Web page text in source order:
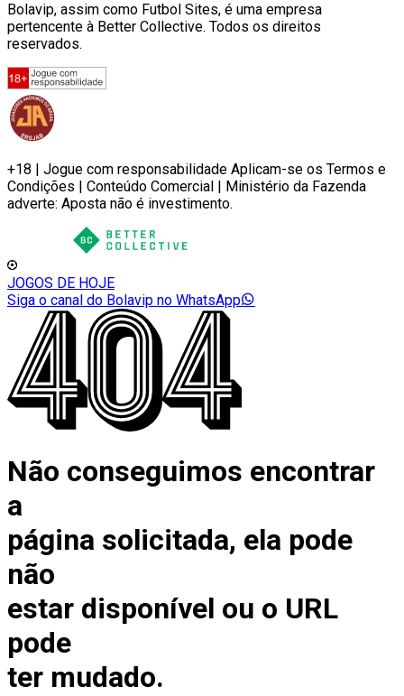
Bolavip, assim como Futbol Sites, é uma empresa
pertencente à Better Collective. Todos os direitos
reservados.
+18 | Jogue com responsabilidade Aplicam-se os Termos e
Condições | Conteúdo Comercial | Ministério da Fazenda
adverte: Aposta não é investimento.
JOGOS DE HOJE
Siga o canal do Bolavip no WhatsApp
Não conseguimos encontrar
a
página solicitada, ela pode
não
estar disponível ou o URL
pode
ter mudado.